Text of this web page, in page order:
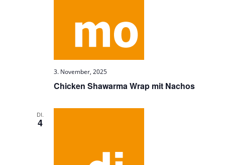
Chicken Shawarma Wrap mit Nachos
3. November, 2025
DI.
4